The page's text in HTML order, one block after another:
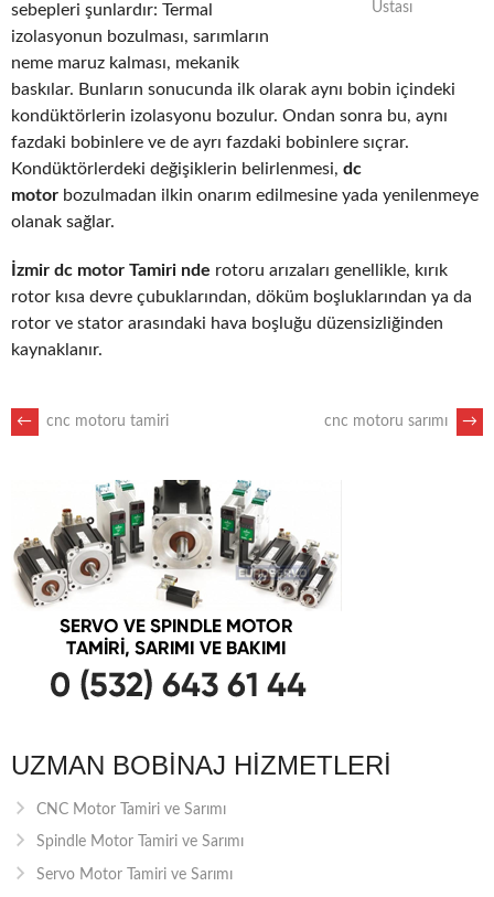
Ustası
sebepleri şunlardır: Termal
izolasyonun bozulması, sarımların
neme maruz kalması, mekanik
baskılar. Bunların sonucunda ilk olarak aynı bobin içindeki
kondüktörlerin izolasyonu bozulur. Ondan sonra bu, aynı
fazdaki bobinlere ve de ayrı fazdaki bobinlere sıçrar.
Kondüktörlerdeki değişiklerin belirlenmesi, dc
motor bozulmadan ilkin onarım edilmesine yada yenilenmeye
olanak sağlar.
İzmir dc motor Tamiri nde rotoru arızaları genellikle, kırık
rotor kısa devre çubuklarından, döküm boşluklarından ya da
rotor ve stator arasındaki hava boşluğu düzensizliğinden
kaynaklanır.
POST
NAVIGATION
← cnc motoru tamiri cnc motoru sarımı →
UZMAN BOBINAJ HIZMETLERI
CNC Motor Tamiri ve Sarımı
Spindle Motor Tamiri ve Sarımı
Servo Motor Tamiri ve Sarımı